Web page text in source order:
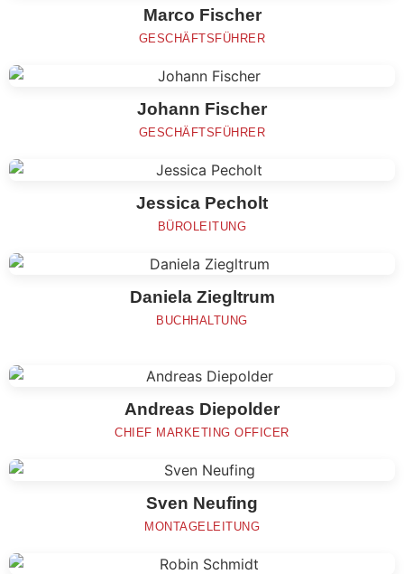
Marco Fischer
GESCHÄFTSFÜHRER
Johann Fischer
GESCHÄFTSFÜHRER
Jessica Pecholt
BÜROLEITUNG
Daniela Ziegltrum
BUCHHALTUNG
Andreas Diepolder
CHIEF MARKETING OFFICER
Sven Neufing
MONTAGELEITUNG